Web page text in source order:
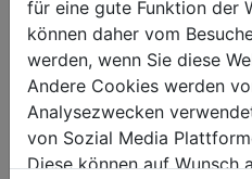
Gewicht: 0,16 kg
Klingenlänge: 26 cm
Das
für eine gute Funktion der
können daher vom
werden, wenn Sie diese
Andere Cookies werden
Analysezwecken
von Sozial Media
Diese können auf Wunsch